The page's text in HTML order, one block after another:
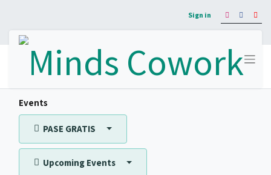
Sign in
Events
PASE GRATIS
Upcoming Events